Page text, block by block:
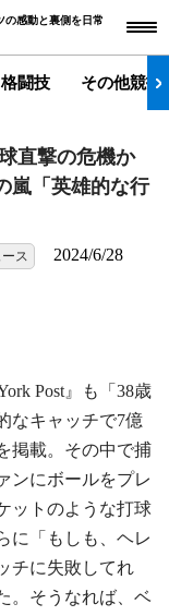
感動と裏側を日常
格闘技 その他競技
直撃の危機か
嵐「英雄的な行
ス 2024/6/28
Post』も「38歳
なキャッチで7億
掲載。その中で捕
ンにボールをプレ
ットのような打球
に「もしも、ヘレ
チに失敗してれ
。そうなれば、ベ